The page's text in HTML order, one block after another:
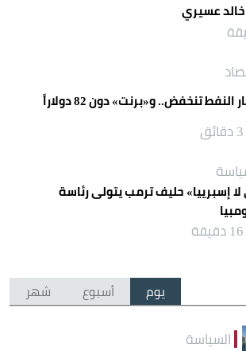
عسيري
النفط تنخفض.. و«برنت» دون 82 دولاراً
إسبرييا» حليف ترمب يتولى رئاسة
يوم أسبوع شهر
السياسة